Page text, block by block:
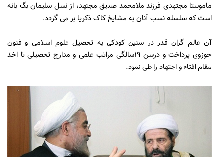
ماموستا مجتهدی فرزند ملامحمد صدیق مجتهد، از نسل سلیمان بگ بانه
است که سلسله نسب آنان به مشایخ کاک ذکریا بر می گردد.
آن عالم گران قدر در سنین کودکی به تحصیل علوم اسلامی و فنون
حوزوی پرداخت و درسن 19سالگی مراتب علمی و مدارج تحصیلی تا اخذ
مقام افتاء و اجتهاد را طی نمود.